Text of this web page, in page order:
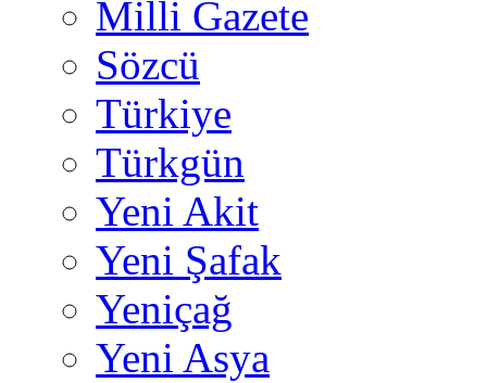
Milli Gazete
Sözcü
Türkiye
Türkgün
Yeni Akit
Yeni Şafak
Yeniçağ
Yeni Asya